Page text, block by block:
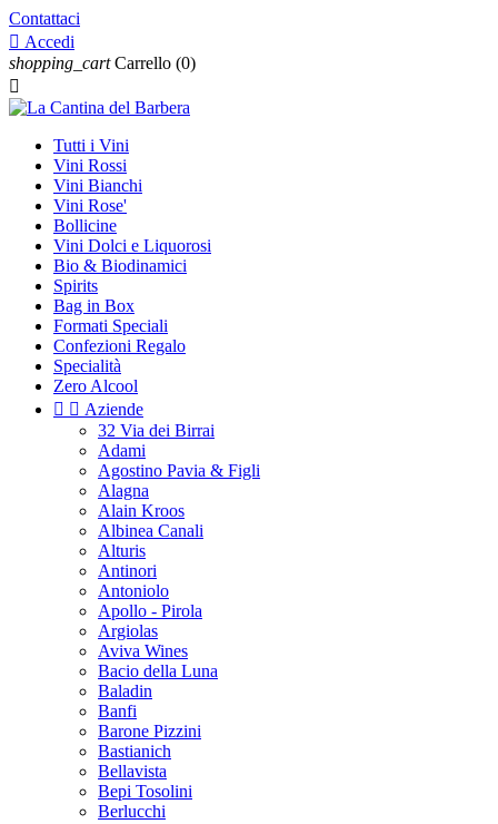
Contattaci
 Accedi
shopping_cart Carrello (0)

Tutti i Vini
Vini Rossi
Vini Bianchi
Vini Rose'
Bollicine
Vini Dolci e Liquorosi
Bio & Biodinamici
Spirits
Bag in Box
Formati Speciali
Confezioni Regalo
Specialità
Zero Alcool
  Aziende
32 Via dei Birrai
Adami
Agostino Pavia & Figli
Alagna
Alain Kroos
Albinea Canali
Alturis
Antinori
Antoniolo
Apollo - Pirola
Argiolas
Aviva Wines
Bacio della Luna
Baladin
Banfi
Barone Pizzini
Bastianich
Bellavista
Bepi Tosolini
Berlucchi